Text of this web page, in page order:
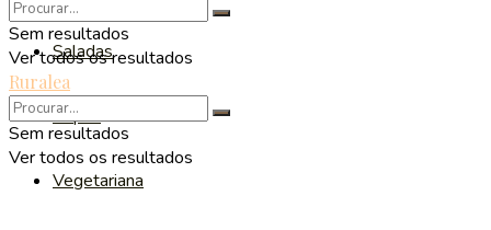
Saladas
Sopas
Vegetariana
Sem resultados
Ver todos os resultados
Ruralea
Sem resultados
Ver todos os resultados